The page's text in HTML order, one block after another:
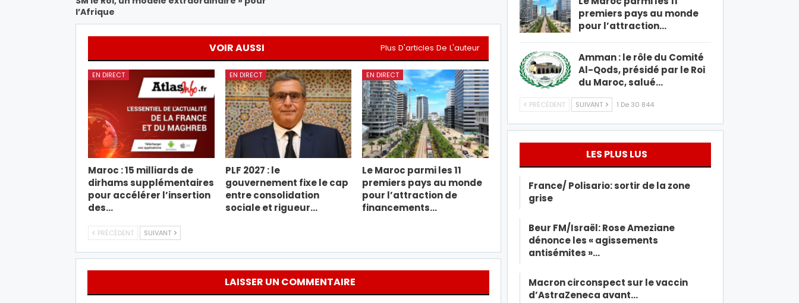
l’Afrique
VOIR AUSSI Plus D'articles De L'auteur
EN DIRECT
Maroc : 15 milliards de
dirhams supplémentaires
pour accélérer l’insertion
des…
EN DIRECT
PLF 2027 : le
gouvernement fixe le cap
entre consolidation
sociale et rigueur…
EN DIRECT
Le Maroc parmi les 11
premiers pays au monde
pour l’attraction de
financements…
PRÉCÉDENT SUIVANT
LAISSER UN COMMENTAIRE
premiers pays au monde
pour l’attraction…
Amman : le rôle du Comité
Al-Qods, présidé par le Roi
du Maroc, salué…
PRÉCÉDENT SUIVANT 1 De 30 844
LES PLUS LUS
France/ Polisario: sortir de la zone
grise
Beur FM/Israël: Rose Ameziane
dénonce les « agissements
antisémites »…
Macron circonspect sur le vaccin
d’AstraZeneca avant…